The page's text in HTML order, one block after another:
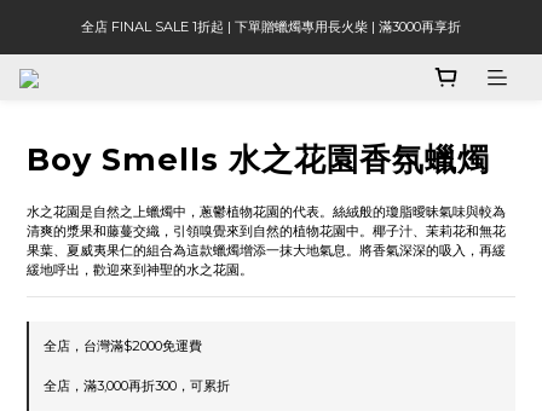
全店 FINAL SALE 1折起 | 下單贈蠟燭專用長火柴 | 滿3000再享折
Boy Smells 水之花園香氛蠟燭
水之花園是自然之上蠟燭中，蔥鬱植物花園的代表。絲絨般的瓊脂曖昧氣味與較為
清爽的漿果和藤蔓交織，引領嗅覺來到自然的植物花園中。椰子汁、茉莉花和無花
果葉、夏威夷果仁的組合為這款蠟燭增添一抹大地氣息。將香氣深深的吸入，再緩
緩地呼出，歡迎來到神聖的水之花園。
全店，台灣滿$2000免運費
全店，滿3,000再折300，可累折